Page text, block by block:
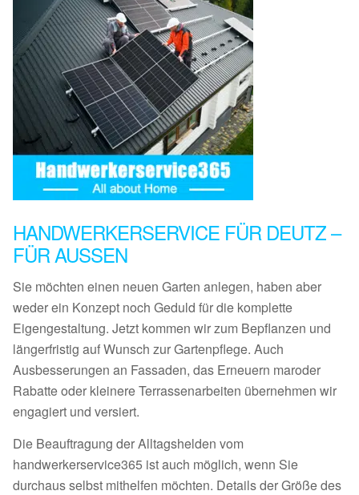
HANDWERKERSERVICE FÜR DEUTZ –
FÜR AUSSEN
Sie möchten einen neuen Garten anlegen, haben aber
weder ein Konzept noch Geduld für die komplette
Eigengestaltung. Jetzt kommen wir zum Bepflanzen und
längerfristig auf Wunsch zur Gartenpflege. Auch
Ausbesserungen an Fassaden, das Erneuern maroder
Rabatte oder kleinere Terrassenarbeiten übernehmen wir
engagiert und versiert.
Die Beauftragung der Alltagshelden vom
handwerkerservice365 ist auch möglich, wenn Sie
durchaus selbst mithelfen möchten. Details der Größe des